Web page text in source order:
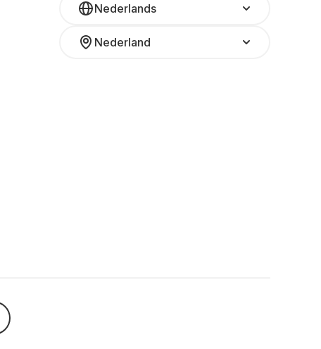
Nederlands
Nederland